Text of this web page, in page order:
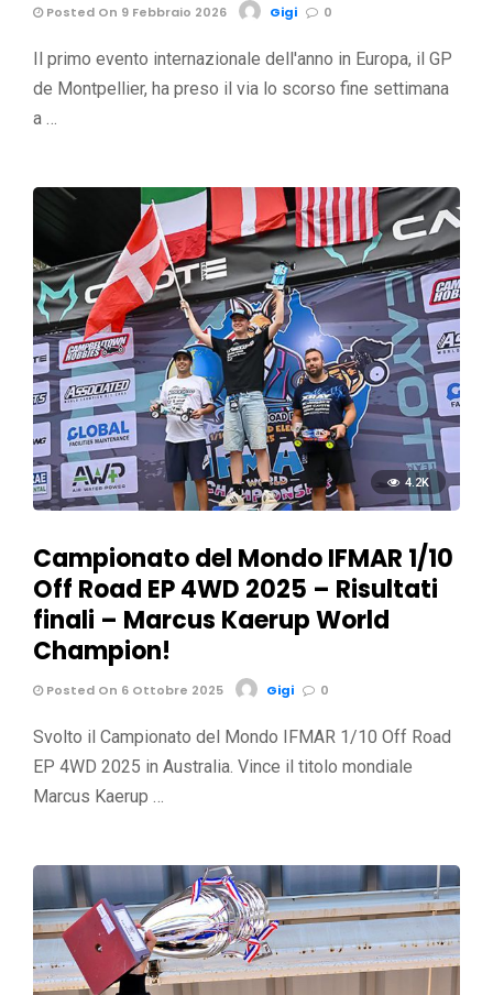
Posted On 9 Febbraio 2026 Gigi 0
Il primo evento internazionale dell'anno in Europa, il GP
de Montpellier, ha preso il via lo scorso fine settimana
a …
4.2K
Campionato del Mondo IFMAR 1/10
Off Road EP 4WD 2025 – Risultati
finali – Marcus Kaerup World
Champion!
Posted On 6 Ottobre 2025 Gigi 0
Svolto il Campionato del Mondo IFMAR 1/10 Off Road
EP 4WD 2025 in Australia. Vince il titolo mondiale
Marcus Kaerup …